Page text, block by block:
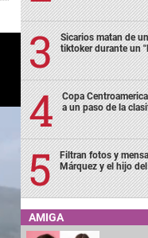
Sicarios matan de
tiktoker durante un
Copa
a un paso de la
Filtran fotos y
Márquez y el hijo del
AMIGA